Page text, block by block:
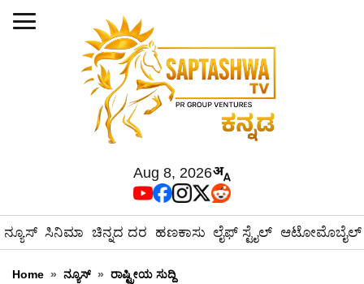
Aug 8, 2026
ನ್ಯೂಸ್ ಸಿನಿಮಾ ಚಿನ್ನದ ದರ ಹಣಕಾಸು ಲೈಫ್ ಸ್ಟೈಲ್ ಆಟೋಮೊಬೈಲ್
Home » ನ್ಯೂಸ್ » ರಾಷ್ಟ್ರೀಯ ಸುದ್ದಿ